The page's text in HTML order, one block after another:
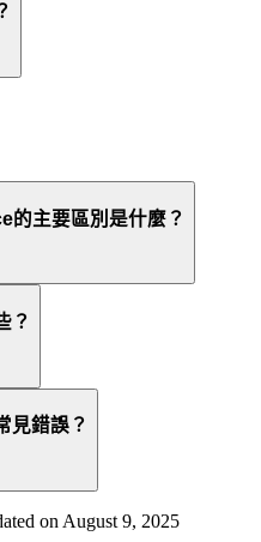
主要區別是什麼？
？
見錯誤？
on August 9, 2025